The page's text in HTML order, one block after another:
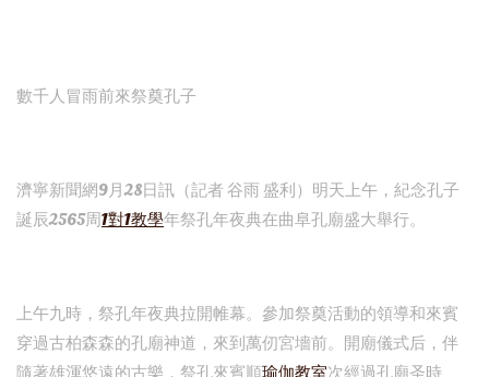
數千人冒雨前來祭奠孔子
濟寧新聞網9月28日訊（記者 谷雨 盛利）明天上午，紀念孔子
誕辰2565周1對1教學年祭孔年夜典在曲阜孔廟盛大舉行。
上午九時，祭孔年夜典拉開帷幕。參加祭奠活動的領導和來賓
穿過古柏森森的孔廟神道，來到萬仞宮墻前。開廟儀式后，伴